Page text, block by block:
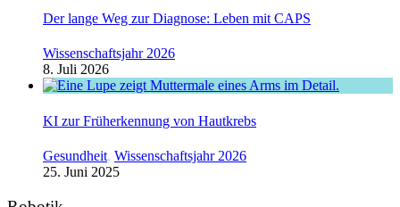
Der lange Weg zur Diagnose: Leben mit CAPS
Wissenschaftsjahr 2026
8. Juli 2026
KI zur Früherkennung von Hautkrebs
Gesundheit, Wissenschaftsjahr 2026
25. Juni 2025